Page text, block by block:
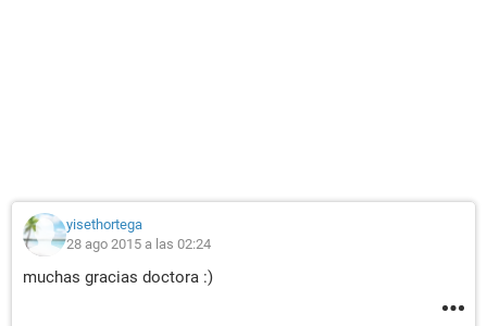
yisethortega
28 ago 2015 a las 02:24
muchas gracias doctora :)